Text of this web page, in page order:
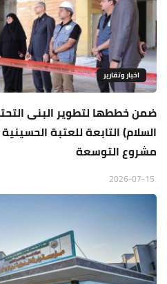
اخبار وتقارير
ضمن خططها لتطوير البنى
السلام) التابعة للعتبة
مشروع التوسعة